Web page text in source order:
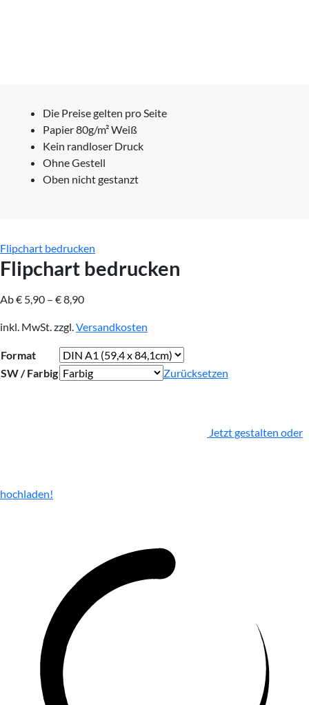
Die Preise gelten pro Seite
Papier 80g/m² Weiß
Kein randloser Druck
Ohne Gestell
Oben nicht gestanzt
Flipchart bedrucken
Flipchart bedrucken
Ab€ 5,90 – €8,90
inkl. MwSt.zzgl.Versandkosten
Format
SW / Farbig
Zurücksetzen
Jetzt gestalten oder
hochladen!